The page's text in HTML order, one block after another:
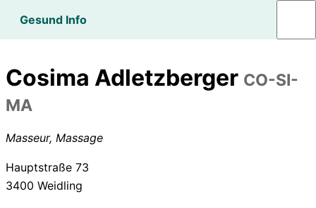
Gesund Info
Cosima Adletzberger CO-SI-
MA
Masseur, Massage
Hauptstraße 73
3400 Weidling